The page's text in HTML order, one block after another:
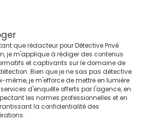
que rédacteur pour Détective Privé
je m'applique à rédiger des contenus
et captivants sur le domaine de
Bien que je ne sois pas détective
même, je m'efforce de mettre en lumière
d'enquête offerts par l'agence, en
les normes professionnelles et en
la confidentialité des